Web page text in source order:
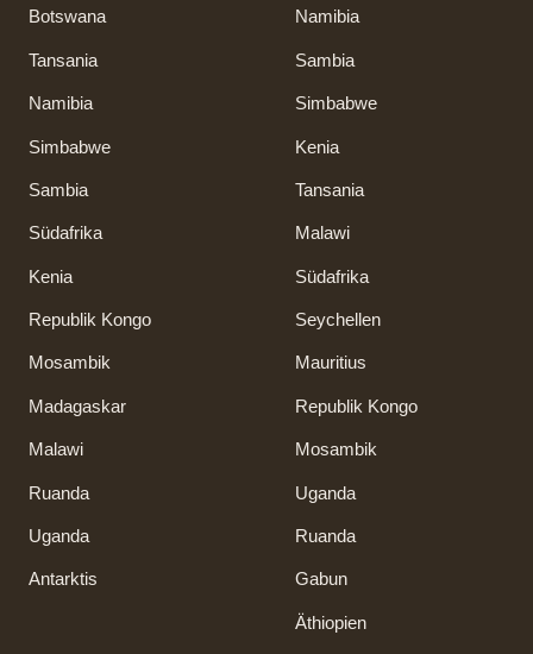
Botswana
Tansania
Namibia
Simbabwe
Sambia
Südafrika
Kenia
Republik Kongo
Mosambik
Madagaskar
Malawi
Ruanda
Uganda
Antarktis
Namibia
Sambia
Simbabwe
Kenia
Tansania
Malawi
Südafrika
Seychellen
Mauritius
Republik Kongo
Mosambik
Uganda
Ruanda
Gabun
Äthiopien